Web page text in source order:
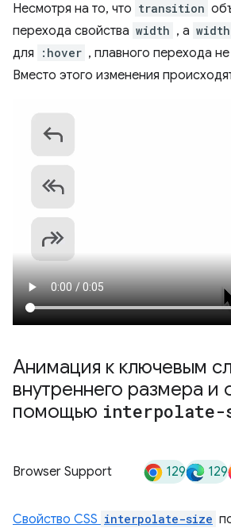
Несмотря на то, что transition
перехода свойства width , а
​​для
:hover , плавного перехода
Вместо этого изменения
Анимация к ключевым
внутреннего размера и
помощью interpolate-
Browser Support 129 129
Свойство CSS interpolate-size